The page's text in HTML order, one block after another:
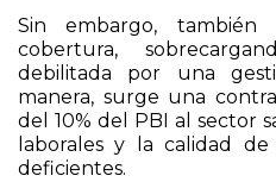
cobertura,
debilitada por una
manera, surge una
del 10% del PBI al sector
laborales y la calidad
deficientes.